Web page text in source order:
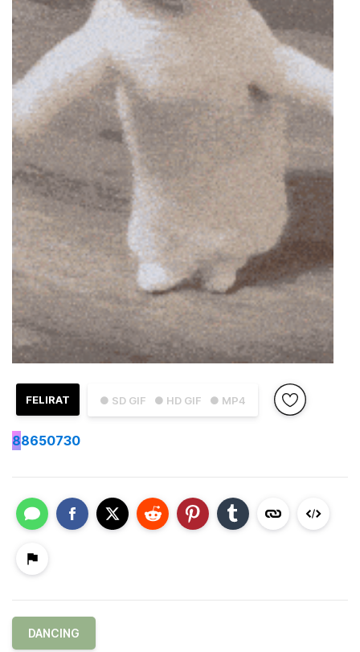
● SD GIF ● HD GIF ● MP4
FELIRAT
88650730
DANCING